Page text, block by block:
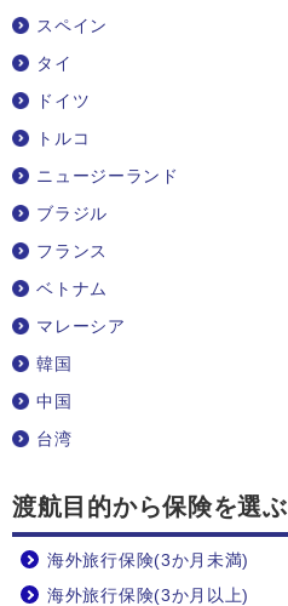
スペイン
タイ
ドイツ
トルコ
ニュージーランド
ブラジル
フランス
ベトナム
マレーシア
韓国
中国
台湾
渡航目的から保険を選ぶ
海外旅行保険(3か月未満)
海外旅行保険(3か月以上)